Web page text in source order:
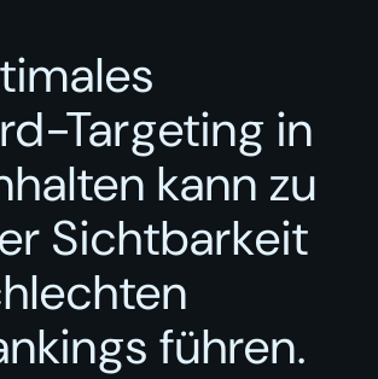
Targeting in
kann zu
Sichtbarkeit
führen.